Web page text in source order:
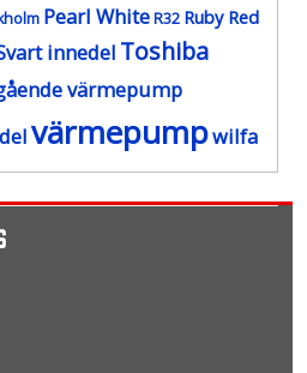
Pearl WhiteR32 Ruby Red
innedel Toshiba
värmepump
värmepumpwilfa